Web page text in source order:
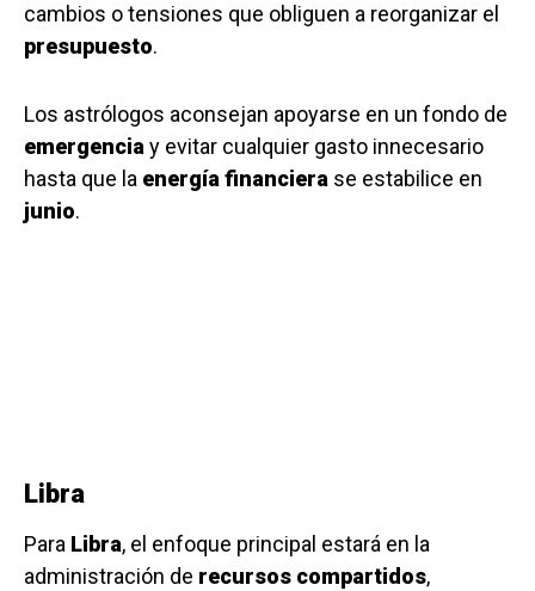
cambios o tensiones que obliguen a reorganizar el
presupuesto.
Los astrólogos aconsejan apoyarse en un fondo de
emergenciay evitar cualquier gasto innecesario
hasta que la energía financiera se estabilice en
junio.
Libra
Para Libra, el enfoque principal estará en la
administración de recursos compartidos,